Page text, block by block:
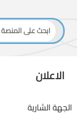
الاعلان
الجهة الشارية